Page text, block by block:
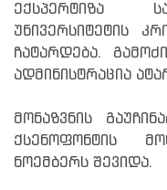
ექსპერტიზა
უნივერსიტეტის
ჩატარდება.
ადმინისტრაცია
მონაზვნის
ქსენოფონტის
ნოემბერს შევიდა.